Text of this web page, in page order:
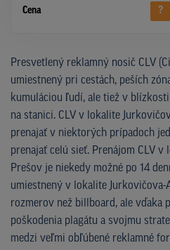
Cena ?
Presvetlený reklamný nosič CLV
umiestnený pri cestách, peších
kumuláciou ľudí, ale tiež v
na stanici. CLV v lokalite
prenajať v niektorých prípadoch
prenajať celú sieť. Prenájom CLV v
Prešov je niekedy možné po 14
umiestnený v lokalite Jurkovičova-
rozmerov než billboard, ale vďaka
poškodenia plagátu a svojmu
medzi veľmi obľúbené reklamné